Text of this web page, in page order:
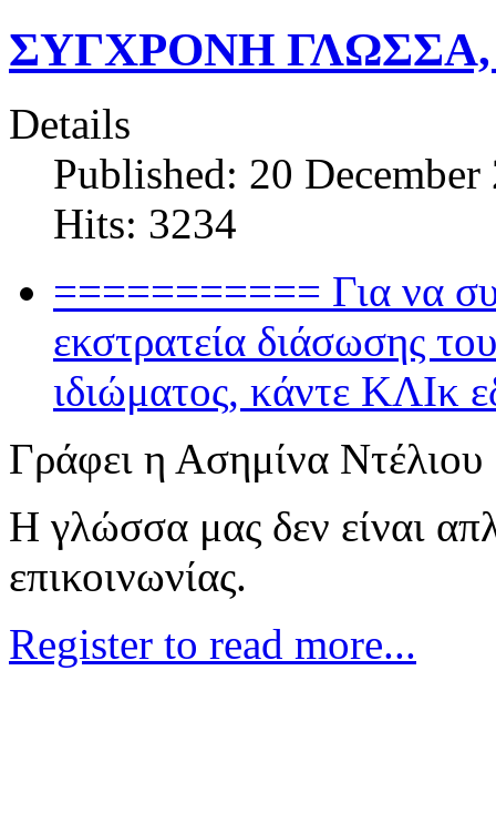
ΣΥΓΧΡΟΝΗ
Details
Published: 20 December
Hits: 3234
=========== Για να
εκστρατεία διάσωσης
ιδιώματος, κάντε ΚΛΙκ
Γράφει η Ασημίνα Ντέλιου
Η γλώσσα μας δεν είναι
επικοινωνίας.
Register to read more...